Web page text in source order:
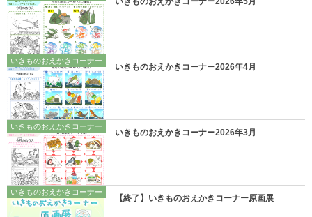
いきものおえかきコーナー
いきものおえかきコーナー2026年4月
いきものおえかきコーナー
いきものおえかきコーナー2026年3月
いきものおえかきコーナー
【終了】いきものおえかきコーナー原画展